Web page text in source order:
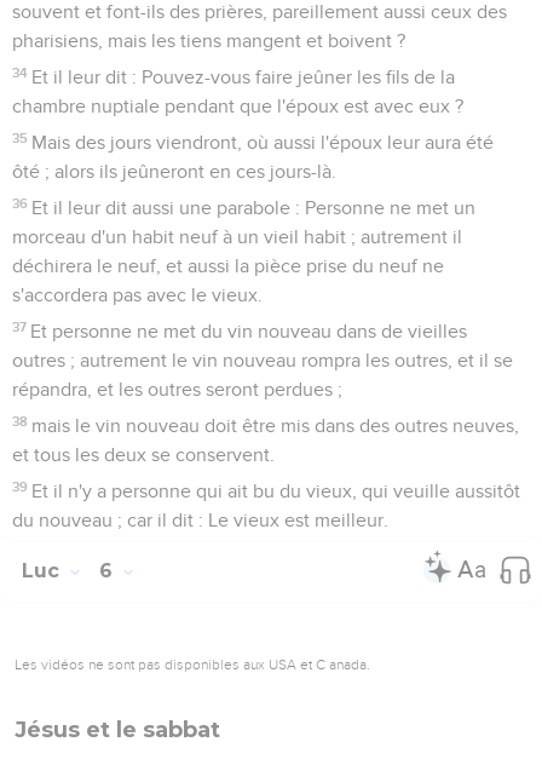
souvent et font-ils des prières, pareillement aussi ceux des
pharisiens, mais les tiens mangent et boivent ?
34 Et il leur dit : Pouvez-vous faire jeûner les fils de la
chambre nuptiale pendant que l'époux est avec eux ?
35 Mais des jours viendront, où aussi l'époux leur aura été
ôté ; alors ils jeûneront en ces jours-là.
36 Et il leur dit aussi une parabole : Personne ne met un
morceau d'un habit neuf à un vieil habit ; autrement il
déchirera le neuf, et aussi la pièce prise du neuf ne
s'accordera pas avec le vieux.
37 Et personne ne met du vin nouveau dans de vieilles
outres ; autrement le vin nouveau rompra les outres, et il se
répandra, et les outres seront perdues ;
38 mais le vin nouveau doit être mis dans des outres neuves,
et tous les deux se conservent.
39 Et il n'y a personne qui ait bu du vieux, qui veuille aussitôt
du nouveau ; car il dit : Le vieux est meilleur.
Luc 6
Les vidéos ne sont pas disponibles aux USA et C anada.
Jésus et le sabbat